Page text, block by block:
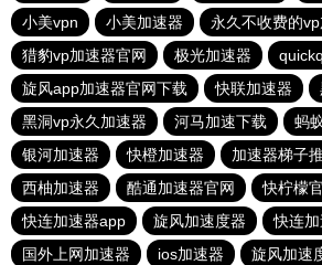
小美vpn
小美加速器
永久不收费的
猎豹vp加速器官网
极光加速器
旋风app加速器官网下载
快联加速器
黑洞vp永久加速器
河马加速下载
蚂
银河加速器
快橙加速器 加速器梯子
西柚加速器
酷通加速器官网 快柠檬
快连加速器app
旋风加速度器
快连
国外上网加速器
ios加速器
旋风加速